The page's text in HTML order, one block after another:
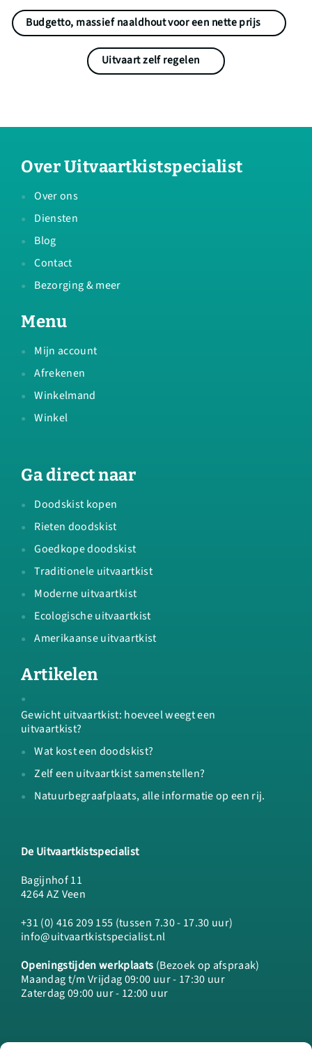
Budgetto, massief naaldhout voor een nette prijs
Uitvaart zelf regelen
Over Uitvaartkistspecialist
Over ons
Diensten
Blog
Contact
Bezorging & meer
Menu
Mijn account
Afrekenen
Winkelmand
Winkel
Ga direct naar
Doodskist kopen
Rieten doodskist
Goedkope doodskist
Traditionele uitvaartkist
Moderne uitvaartkist
Ecologische uitvaartkist
Amerikaanse uitvaartkist
Artikelen
Gewicht uitvaartkist: hoeveel weegt een
uitvaartkist?
Wat kost een doodskist?
Zelf een uitvaartkist samenstellen?
Natuurbegraafplaats, alle informatie op een rij.
De Uitvaartkistspecialist
Bagijnhof 11
4264 AZ Veen
+31 (0) 416 209 155 (tussen 7.30 - 17.30 uur)
info@uitvaartkistspecialist.nl
Openingstijden werkplaats (Bezoek op afspraak)
Maandag t/m Vrijdag 09:00 uur - 17:30 uur
Zaterdag 09:00 uur - 12:00 uur